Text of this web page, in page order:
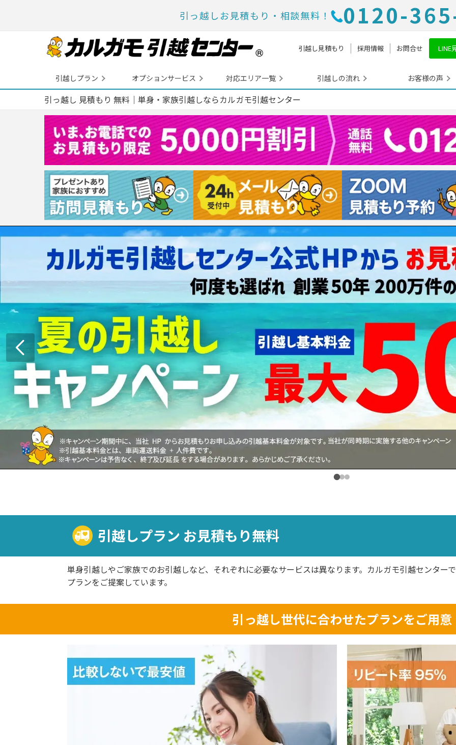
引っ越しお見積もり・相談無料！ 0120-
引越し見積もり 採用情報 お問合せ LINE
引越しプラン オプションサービス 対応エリア一覧 引越しの流れ お客様の声
引っ越し 見積もり 無料｜単身・家族引越しならカルガモ引越センター
引越しプラン お見積もり無料
単身引越しやご家族でのお引越しなど、それぞれに必要なサービスは異なります。カルガモ引越センター
プランをご提案しています。
引っ越し世代に合わせたプランをご用意